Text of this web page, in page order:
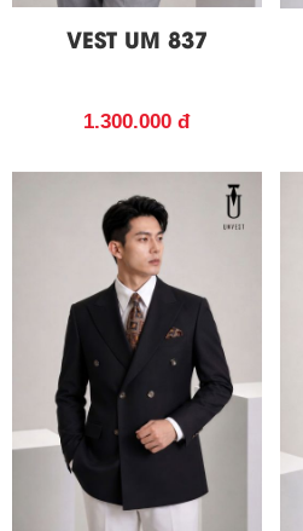
VEST UM 837
1.300.000 đ